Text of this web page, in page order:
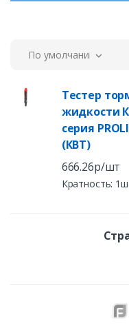
По умолчанию
Тестер
жидкости
серия
(КВТ)
666.26р/шт
Кратность: